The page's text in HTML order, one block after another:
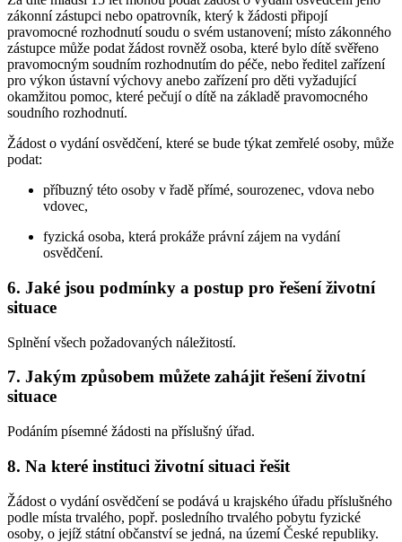
zákonní zástupci nebo opatrovník, který k žádosti připojí
pravomocné rozhodnutí soudu o svém ustanovení; místo zákonného
zástupce může podat žádost rovněž osoba, které bylo dítě svěřeno
pravomocným soudním rozhodnutím do péče, nebo ředitel zařízení
pro výkon ústavní výchovy anebo zařízení pro děti vyžadující
okamžitou pomoc, které pečují o dítě na základě pravomocného
soudního rozhodnutí.
Žádost o vydání osvědčení, které se bude týkat zemřelé osoby, může
podat:
příbuzný této osoby v řadě přímé, sourozenec, vdova nebo
vdovec,
fyzická osoba, která prokáže právní zájem na vydání
osvědčení.
6. Jaké jsou podmínky a postup pro řešení životní
situace
Splnění všech požadovaných náležitostí.
7. Jakým způsobem můžete zahájit řešení životní
situace
Podáním písemné žádosti na příslušný úřad.
8. Na které instituci životní situaci řešit
Žádost o vydání osvědčení se podává u krajského úřadu příslušného
podle místa trvalého, popř. posledního trvalého pobytu fyzické
osoby, o jejíž státní občanství se jedná, na území České republiky.